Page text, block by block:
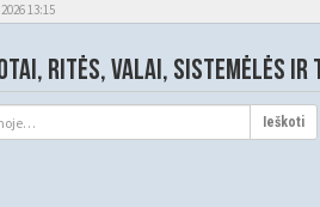
13:15
RITĖS, VALAI, SISTEMĖLĖS IR
Ieškoti